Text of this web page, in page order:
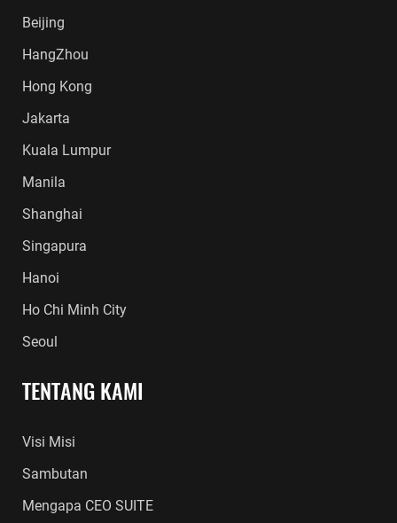
Beijing
HangZhou
Hong Kong
Jakarta
Kuala Lumpur
Manila
Shanghai
Singapura
Hanoi
Ho Chi Minh City
Seoul
TENTANG KAMI
Visi Misi
Sambutan
Mengapa CEO SUITE